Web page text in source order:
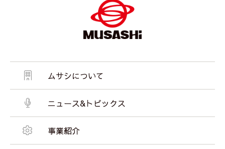
ムサシについて
ニュース&トピックス
事業紹介